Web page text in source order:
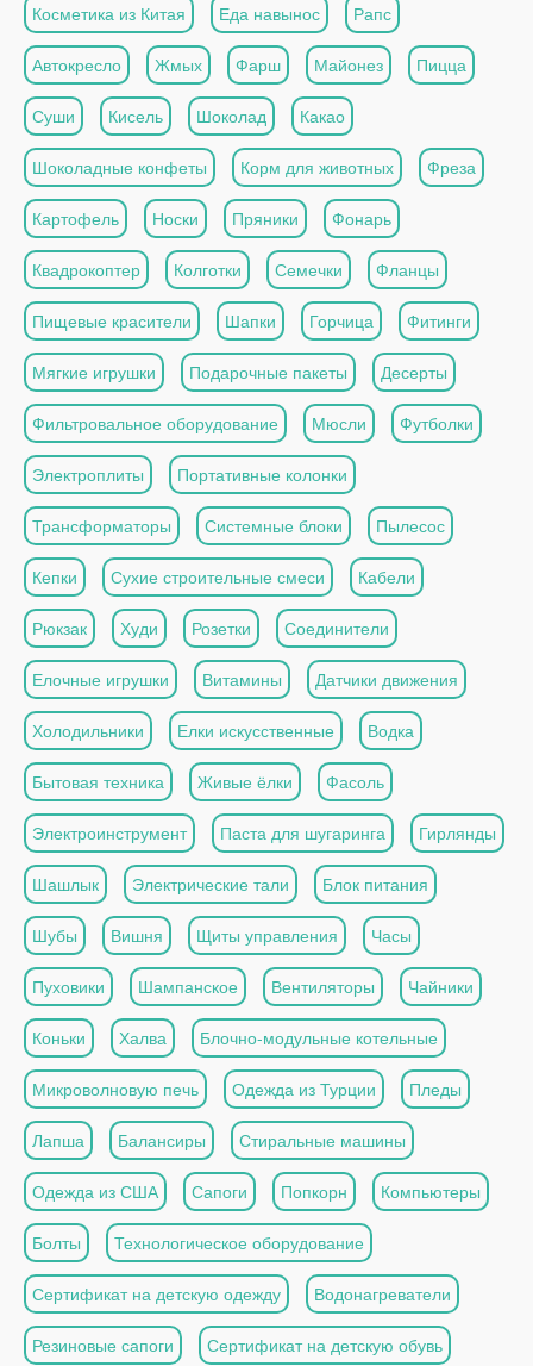
Косметика из Китая Еда навынос Рапс
Автокресло Жмых Фарш Майонез Пицца
Суши Кисель Шоколад Какао
Шоколадные конфеты Корм для животных Фреза
Картофель Носки Пряники Фонарь
Квадрокоптер Колготки Семечки Фланцы
Пищевые красители Шапки Горчица Фитинги
Мягкие игрушки Подарочные пакеты Десерты
Фильтровальное оборудование Мюсли Футболки
Электроплиты Портативные колонки
Трансформаторы Системные блоки Пылесос
Кепки Сухие строительные смеси Кабели
Рюкзак Худи Розетки Соединители
Елочные игрушки Витамины Датчики движения
Холодильники Елки искусственные Водка
Бытовая техника Живые ёлки Фасоль
Электроинструмент Паста для шугаринга Гирлянды
Шашлык Электрические тали Блок питания
Шубы Вишня Щиты управления Часы
Пуховики Шампанское Вентиляторы Чайники
Коньки Халва Блочно-модульные котельные
Микроволновую печь Одежда из Турции Пледы
Лапша Балансиры Стиральные машины
Одежда из США Сапоги Попкорн Компьютеры
Болты Технологическое оборудование
Сертификат на детскую одежду Водонагреватели
Резиновые сапоги Сертификат на детскую обувь